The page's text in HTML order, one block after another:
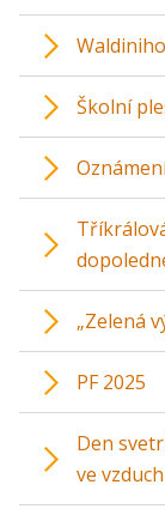
Školní
„Zelená
PF 2025
Den
ve